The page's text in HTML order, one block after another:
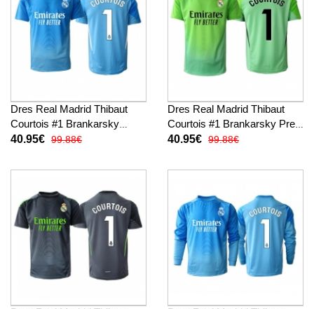
Dres Real Madrid Thibaut
Courtois #1 Brankarsky
Domáci 2025-26 Krátky
40.95€ 99.88€
Dres Real Madrid Thibaut
Courtois #1 Brankarsky Preč
2025-26 Krátky Rukáv
40.95€ 99.88€